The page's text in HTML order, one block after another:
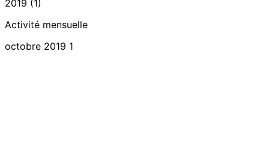
2019 (1)
Activité mensuelle
octobre 2019 1